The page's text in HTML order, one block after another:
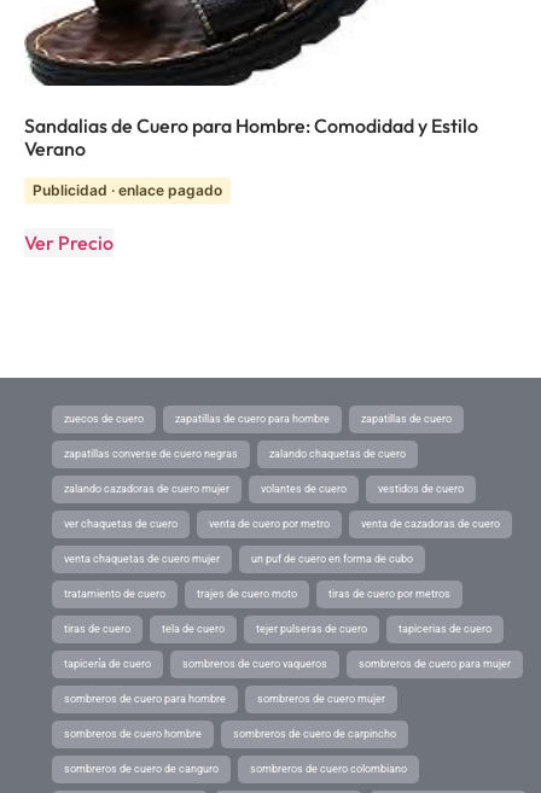
Sandalias de Cuero para Hombre: Comodidad y Estilo
Verano
Publicidad · enlace pagado
Ver Precio
zuecos de cuero zapatillas de cuero para hombre zapatillas de cuero
zapatillas converse de cuero negras zalando chaquetas de cuero
zalando cazadoras de cuero mujer volantes de cuero vestidos de cuero
ver chaquetas de cuero venta de cuero por metro venta de cazadoras de cuero
venta chaquetas de cuero mujer un puf de cuero en forma de cubo
tratamiento de cuero trajes de cuero moto tiras de cuero por metros
tiras de cuero tela de cuero tejer pulseras de cuero tapicerias de cuero
tapicería de cuero sombreros de cuero vaqueros sombreros de cuero para mujer
sombreros de cuero para hombre sombreros de cuero mujer
sombreros de cuero hombre sombreros de cuero de carpincho
sombreros de cuero de canguro sombreros de cuero colombiano